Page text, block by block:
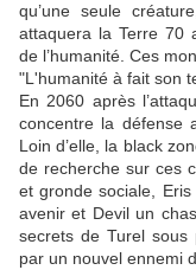
qu’une seule
attaquera la Terre 70
de l’humanité. Ces
"L'humanité à fait son
En 2060 après
concentre la défense
Loin d’elle, la black
de recherche sur ces
et gronde sociale,
avenir et Devil un
secrets de Turel sous
par un nouvel ennemi